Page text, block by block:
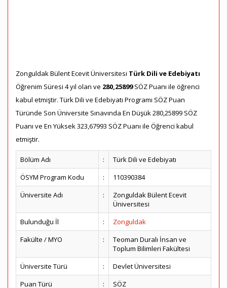
Zonguldak Bülent Ecevit Üniversitesi Türk Dili ve Edebiyatı
Öğrenim Süresi 4 yıl olan ve 280,25899SÖZ Puanı ile öğrenci
kabul etmiştir. Türk Dili ve Edebiyatı Programı SÖZ Puan
Türünde Son Üniversite Sınavında En Düşük 280,25899 SÖZ
Puanı ve En Yüksek 323,67993 SÖZ Puanı ile Öğrenci kabul
etmiştir.
Bölüm Adı :
Türk Dili ve Edebiyatı
ÖSYM Program Kodu
:
110390384
Üniversite Adı
:
Zonguldak Bülent Ecevit
Üniversitesi
Bulunduğu İl
:
Zonguldak
Fakülte / MYO
:
Teoman Duralı İnsan ve
Toplum Bilimleri Fakültesi
Üniversite Türü
:
Devlet Üniversitesi
Puan Türü
:
SÖZ